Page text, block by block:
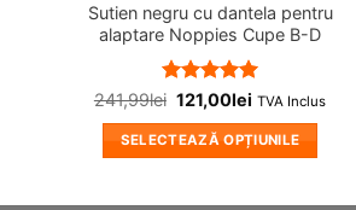
Sutien negru cu dantela pentru
alaptare Noppies Cupe B-D
Evaluat la
241,99lei 121,00lei TVA Inclus
SELECTEAZĂ OPȚIUNILE